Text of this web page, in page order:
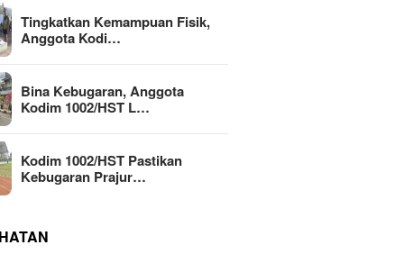
Tingkatkan Kemampuan Fisik,
Anggota Kodi…
Bina Kebugaran, Anggota
Kodim 1002/HST L…
Kodim 1002/HST Pastikan
Kebugaran Prajur…